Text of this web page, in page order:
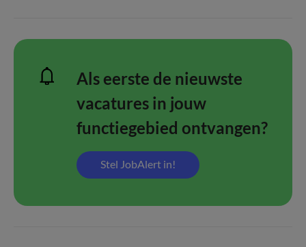
Als eerste de nieuwste
vacatures in jouw
functiegebied ontvangen?
Stel JobAlert in!